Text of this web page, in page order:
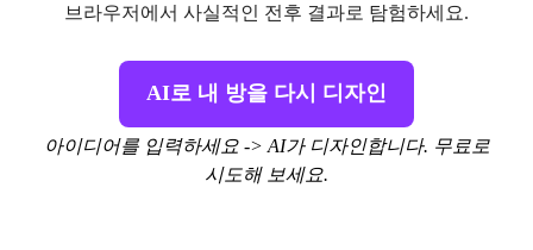
브라우저에서 사실적인 전후 결과로 탐험하세요.
AI로 내 방을 다시 디자인
아이디어를 입력하세요 -> AI가 디자인합니다. 무료로
시도해 보세요.